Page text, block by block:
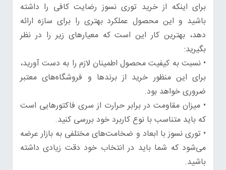
برای اینکه از خرید توری نسوز رضایت کافی را داشته
باشید و این محصول عملکرد بهتری را برای سازه ارائه
دهد، بهترین کار این است که معیارهای زیر را در نظر
بگیرید:
• نسبت به کیفیت محصول اطمینان لازم را به دست آورید،
برای این منظور خرید از برندها و فروشگاه‌های معتبر
ضروری خواهد بود.
• میزان مقاومت در برابر حرارت از سری فاکتورهایی است
که باید متناسب با نوع کاربرد خود بررسی کنید.
• توری نسوز با ابعاد و ضخامت‌های مختلفی به بازار عرضه
می‌شود که شما باید در انتخاب خود دقت زیادی داشته
باشید.